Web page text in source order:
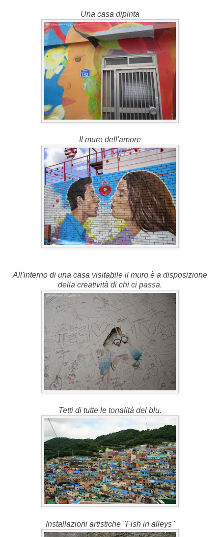
Una casa dipinta
Il muro dell'amore
All'interno di una casa visitabile il muro è a disposizione
della creatività di chi ci passa.
Tetti di tutte le tonalità del blu.
Installazioni artistiche "Fish in alleys"